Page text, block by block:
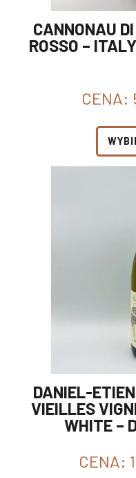
CANNONAU
ROSSO –
CENA:
DANIEL-
VIEILLES
WHITE –
CENA: